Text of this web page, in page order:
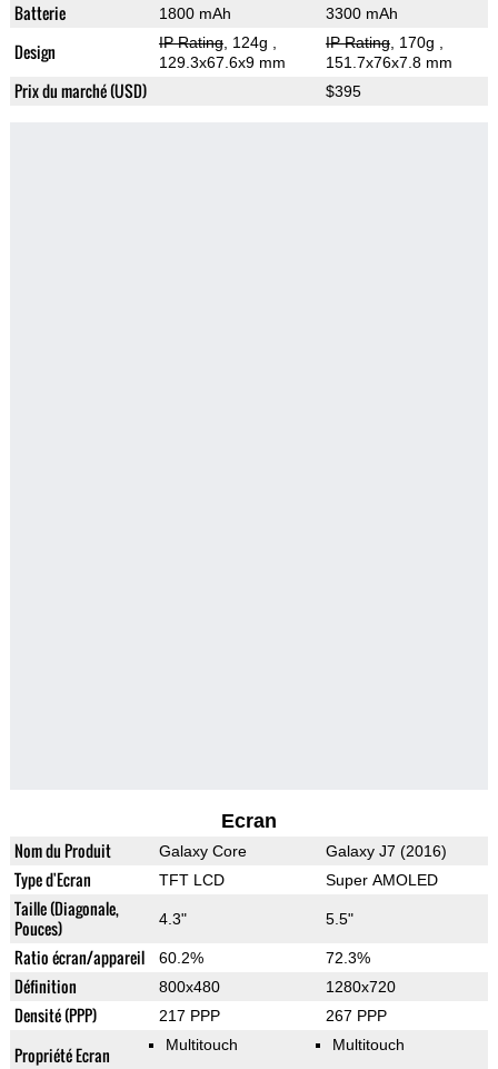
Batterie 1800 mAh 3300 mAh
Design IP Rating, 124g
129.3x67.6x9 mm
IP Rating, 170g
151.7x76x7.8 mm
Prix du marché (USD) $395
Ecran
Nom du Produit Galaxy Core Galaxy J7 (2016)
Type d'Ecran TFT LCD Super AMOLED
Taille (Diagonale,
Pouces)
4.3" 5.5"
Ratio écran/appareil 60.2% 72.3%
Définition 800x480 1280x720
Densité (PPP) 217 PPP 267 PPP
Propriété Ecran Multitouch Multitouch